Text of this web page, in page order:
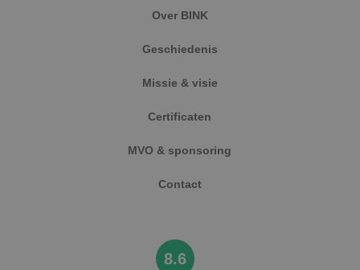
Over BINK
Geschiedenis
Missie & visie
Certificaten
MVO & sponsoring
Contact
8.6